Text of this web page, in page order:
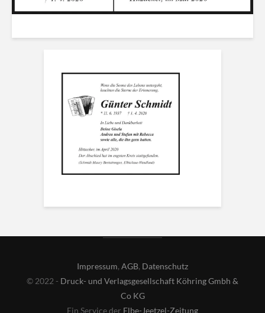
Impressum, AGB, Datenschutz
© 2022 - Druck- und Verlagsgesellschaft Köhring Gmbh &
Co KG
Ein Service der Elbe-Jeetzel-Zeitung